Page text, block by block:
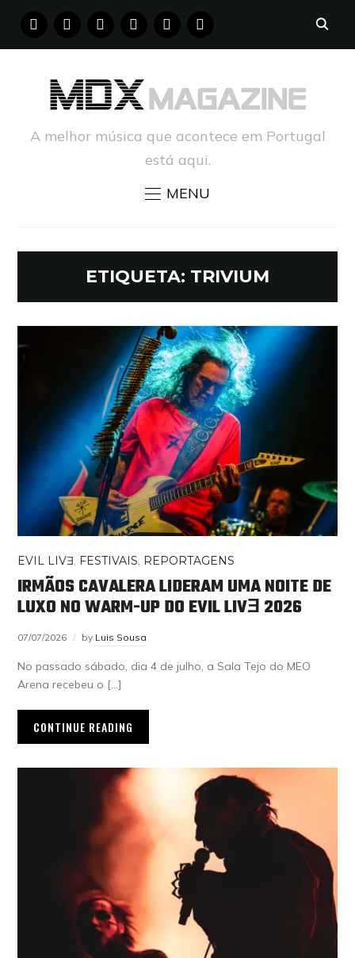
FACEBOOKINSTAGRAM
YOUTUBE PINTERESTTUMBLR
A melhor música que acontece em Portugal
está aqui.
MENU
ETIQUETA: TRIVIUM
EVIL LIVƎ, FESTIVAIS, REPORTAGENS
IRMÃOS CAVALERA LIDERAM UMA NOITE DE
LUXO NO WARM-UP DO EVIL LIVƎ 2026
07/07/2026 by Luis Sousa
No passado sábado, dia 4 de julho, a Sala Tejo do MEO
Arena recebeu o […]
CONTINUE READING